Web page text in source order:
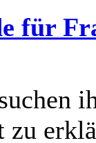
für
zu